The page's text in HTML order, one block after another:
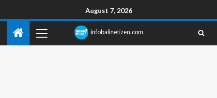
August 7, 2026
infobalinetizen.com